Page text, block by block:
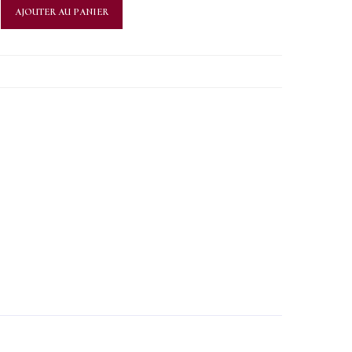
AJOUTER AU PANIER